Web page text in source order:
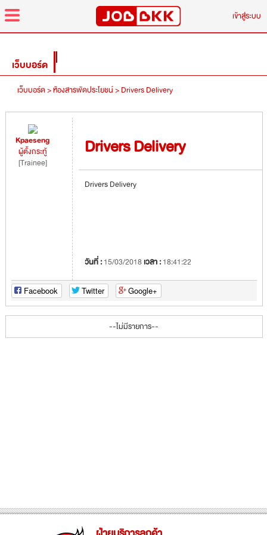
menu
เข้าสู่ระบบ
เว็บบอร์ด
เว็บบอร์ด >ห้องสารพัดประโยชน์ >Drivers Delivery
Kpaeseng
ผู้ตั้งกระทู้
[Trainee]
Drivers Delivery
Drivers Delivery
วันที่ :15/03/2018เวลา :18:41:22
Facebook Twitter Google+
--ไม่มีรายการ--